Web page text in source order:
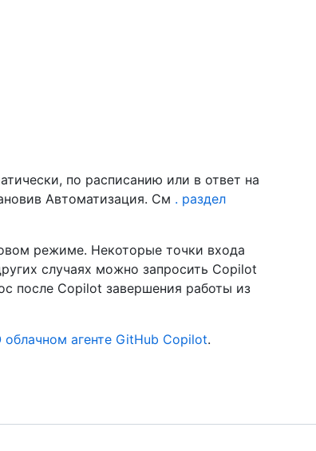
по расписанию или в ответ на
Автоматизация. См . раздел
режиме. Некоторые точки входа
случаях можно запросить Copilot
после Copilot завершения работы из
облачном агенте GitHub Copilot.